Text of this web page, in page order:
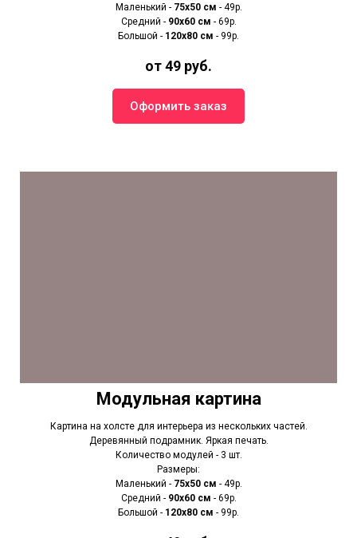
Маленький - 75х50 см - 49р.
Средний - 90x60 см - 69р.
Большой - 120х80 см - 99р.
от 49 руб.
Оформить заказ
Модульная картина
Картина на холсте для интерьера из нескольких частей.
Деревянный подрамник. Яркая печать.
Количество модулей - 3 шт.
Размеры:
Маленький - 75х50 см - 49р.
Средний - 90x60 см - 69р.
Большой - 120х80 см - 99р.